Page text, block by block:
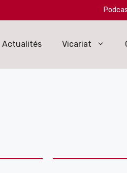
Actualités Vicariat